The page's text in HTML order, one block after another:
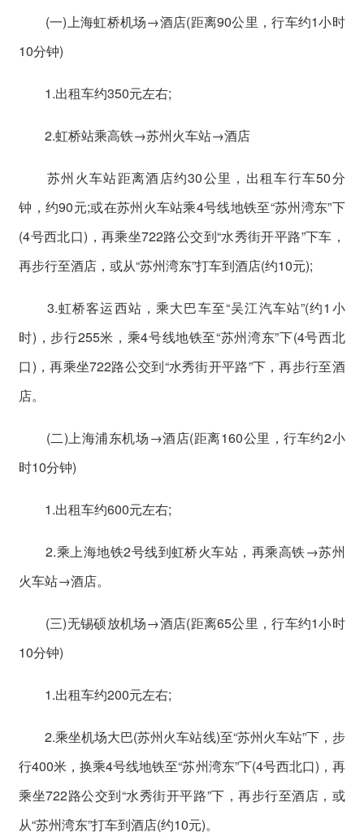
(一)上海虹桥机场→酒店(距离90公里，行车约1小时
10分钟)
1.出租车约350元左右;
2.虹桥站乘高铁→苏州火车站→酒店
苏州火车站距离酒店约30公里，出租车行车50分
钟，约90元;或在苏州火车站乘4号线地铁至“苏州湾东”下
(4号西北口)，再乘坐722路公交到“水秀街开平路”下车，
再步行至酒店，或从“苏州湾东”打车到酒店(约10元);
3.虹桥客运西站，乘大巴车至“吴江汽车站”(约1小
时)，步行255米，乘4号线地铁至“苏州湾东”下(4号西北
口)，再乘坐722路公交到“水秀街开平路”下，再步行至酒
店。
(二)上海浦东机场→酒店(距离160公里，行车约2小
时10分钟)
1.出租车约600元左右;
2.乘上海地铁2号线到虹桥火车站，再乘高铁→苏州
火车站→酒店。
(三)无锡硕放机场→酒店(距离65公里，行车约1小时
10分钟)
1.出租车约200元左右;
2.乘坐机场大巴(苏州火车站线)至“苏州火车站”下，步
行400米，换乘4号线地铁至“苏州湾东”下(4号西北口)，再
乘坐722路公交到“水秀街开平路”下，再步行至酒店，或
从“苏州湾东”打车到酒店(约10元)。